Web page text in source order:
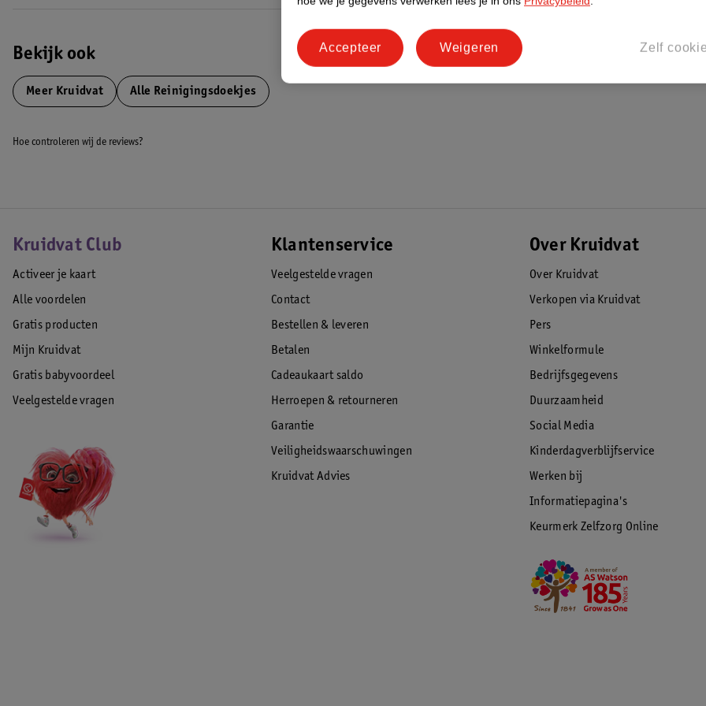
Bekijk ook
Meer Kruidvat Alle Reinigingsdoekjes
Hoe controleren wij de reviews?
Kruidvat Club
Activeer je kaart
Alle voordelen
Gratis producten
Mijn Kruidvat
Gratis babyvoordeel
Veelgestelde vragen
Klantenservice
Veelgestelde vragen
Contact
Bestellen & leveren
Betalen
Cadeaukaart saldo
Herroepen & retourneren
Garantie
Veiligheidswaarschuwingen
Kruidvat Advies
Over Kruidvat
Over Kruidvat
Verkopen via Kruidvat
Pers
Winkelformule
Bedrijfsgegevens
Duurzaamheid
Social Media
Kinderdagverblijfservice
Werken bij
Informatiepagina's
Keurmerk Zelfzorg Online
Zelf
Weigeren
Accepteer